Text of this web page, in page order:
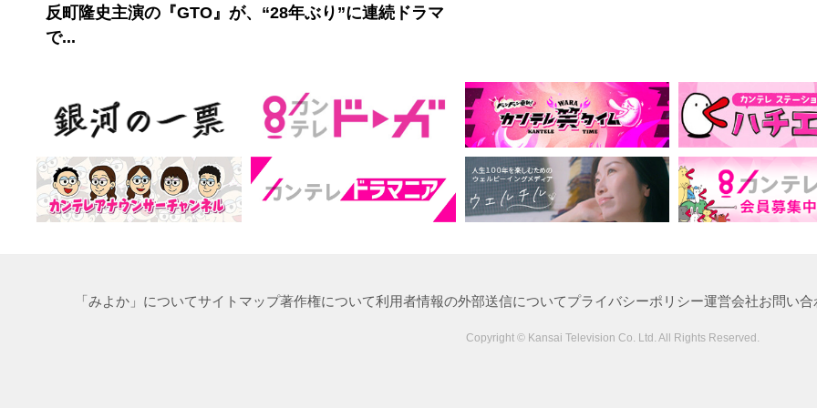
反町隆史主演の『GTO』が、“28年ぶり”に連続ドラマ
で...
「みよか」についてサイトマップ著作権について利用者情報の外部送信についてプライバシーポリシー運営会社お問い合
Copyright © Kansai Television Co. Ltd. All Rights Reserved.